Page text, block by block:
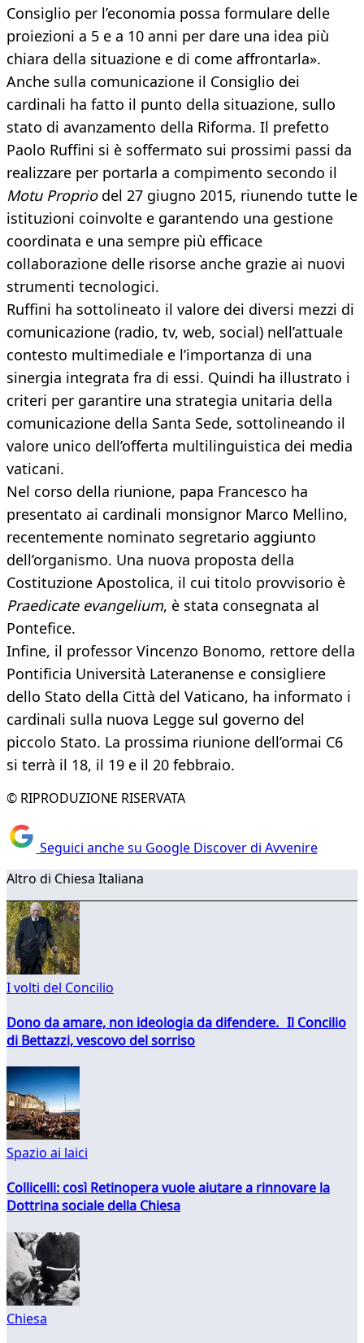
Consiglio per l’economia possa formulare delle
proiezioni a 5 e a 10 anni per dare una idea più
chiara della situazione e di come affrontarla».
Anche sulla comunicazione il Consiglio dei
cardinali ha fatto il punto della situazione, sullo
stato di avanzamento della Riforma. Il prefetto
Paolo Ruffini si è soffermato sui prossimi passi da
realizzare per portarla a compimento secondo il
Motu Propriodel 27 giugno 2015, riunendo tutte le
istituzioni coinvolte e garantendo una gestione
coordinata e una sempre più efficace
collaborazione delle risorse anche grazie ai nuovi
strumenti tecnologici.
Ruffini ha sottolineato il valore dei diversi mezzi di
comunicazione (radio, tv, web, social) nell’attuale
contesto multimediale e l’importanza di una
sinergia integrata fra di essi. Quindi ha illustrato i
criteri per garantire una strategia unitaria della
comunicazione della Santa Sede, sottolineando il
valore unico dell’offerta multilinguistica dei media
vaticani.
Nel corso della riunione, papa Francesco ha
presentato ai cardinali monsignor Marco Mellino,
recentemente nominato segretario aggiunto
dell’organismo. Una nuova proposta della
Costituzione Apostolica, il cui titolo provvisorio è
Praedicate evangelium, è stata consegnata al
Pontefice.
Infine, il professor Vincenzo Bonomo, rettore della
Pontificia Università Lateranense e consigliere
dello Stato della Città del Vaticano, ha informato i
cardinali sulla nuova Legge sul governo del
piccolo Stato. La prossima riunione dell’ormai C6
si terrà il 18, il 19 e il 20 febbraio.
© RIPRODUZIONE RISERVATA
Seguici anche su Google Discover di Avvenire
Altro di Chiesa Italiana
I volti del Concilio
Dono da amare, non ideologia da difendere. Il Concilio
di Bettazzi, vescovo del sorriso
Spazio ai laici
Collicelli: così Retinopera vuole aiutare a rinnovare la
Dottrina sociale della Chiesa
Chiesa